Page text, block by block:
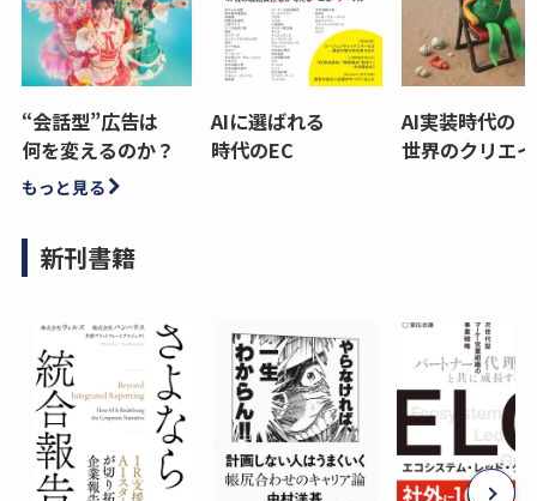
“会話型”広告は
何を変えるのか？
AIに選ばれる
時代のEC
AI実装時代の
世界のクリエ
もっと見る
新刊書籍